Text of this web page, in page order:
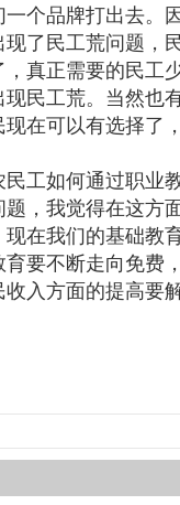
个品牌打出去。
了民工荒问题，
真正需要的民工
民工荒。当然也
在可以有选择了
工如何通过职业
，我觉得在这方
在我们的基础教
要不断走向免费
入方面的提高要